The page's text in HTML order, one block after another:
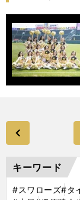
キーワード
#スワローズ#タ